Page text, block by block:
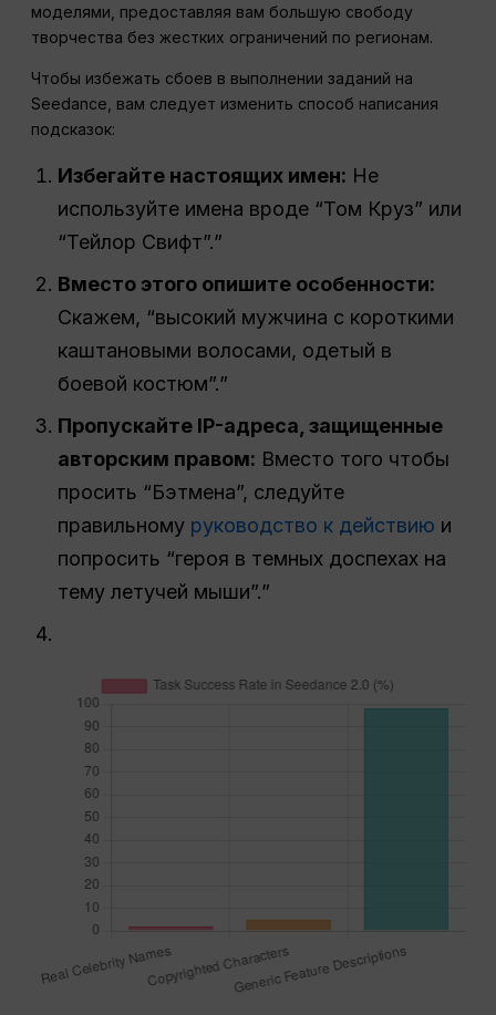
моделями, предоставляя вам большую свободу
творчества без жестких ограничений по регионам.
Чтобы избежать сбоев в выполнении заданий на
Seedance, вам следует изменить способ написания
подсказок:
Избегайте настоящих имен: Не
используйте имена вроде “Том Круз” или
“Тейлор Свифт”.”
Вместо этого опишите особенности:
Скажем, “высокий мужчина с короткими
каштановыми волосами, одетый в
боевой костюм”.”
Пропускайте IP-адреса, защищенные
авторским правом: Вместо того чтобы
просить “Бэтмена”, следуйте
правильному руководство к действию и
попросить “героя в темных доспехах на
тему летучей мыши”.”